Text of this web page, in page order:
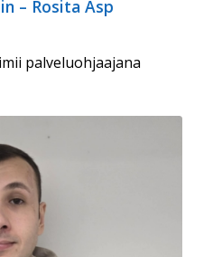
– Rosita Asp
palveluohjaajana